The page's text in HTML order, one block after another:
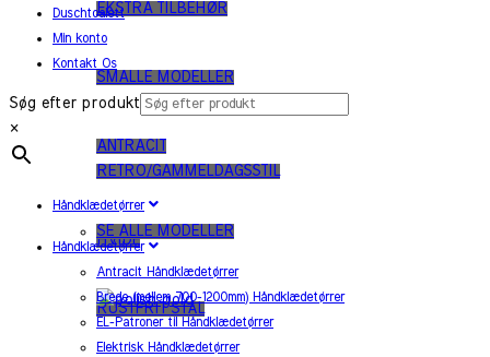
EKSTRA TILBEHØR
SMALLE MODELLER
ANTRACIT
RETRO/GAMMELDAGSSTIL
HVIDE
RUSTFRIT STÅL
Duschtoalett
Min konto
Kontakt Os
Søg efter produkt
×
Håndklædetørrer
SE ALLE MODELLER
Håndklædetørrer
Antracit Håndklædetørrer
Brede (mellem 700-1200mm) Håndklædetørrer
EL-Patroner til Håndklædetørrer
Elektrisk Håndklædetørrer